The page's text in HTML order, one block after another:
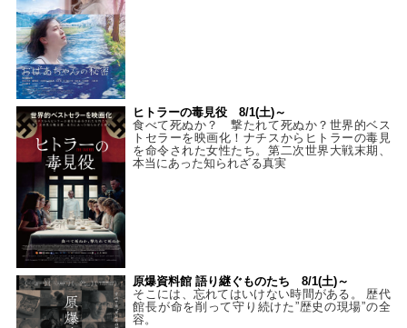
ヒトラーの毒見役 8/1(土)～
食べて死ぬか？ 撃たれて死ぬか？世界的ベス
トセラーを映画化！ナチスからヒトラーの毒見
を命令された女性たち。第二次世界大戦末期、
本当にあった知られざる真実
原爆資料館 語り継ぐものたち 8/1(土)～
そこには、忘れてはいけない時間がある。 歴代
館長が命を削って守り続けた”歴史の現場”の全
容。